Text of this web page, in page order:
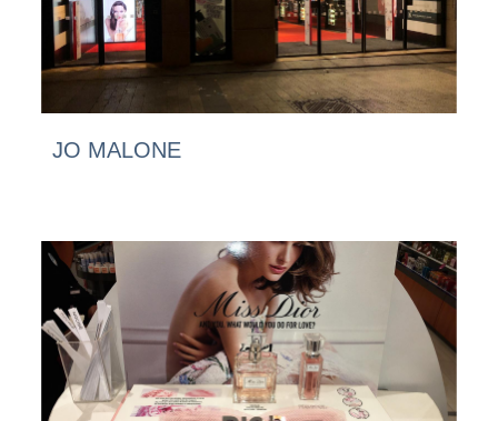
JO MALONE